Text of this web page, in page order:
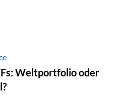
in Sachwerte zu
werden,…
Weltportfolio oder